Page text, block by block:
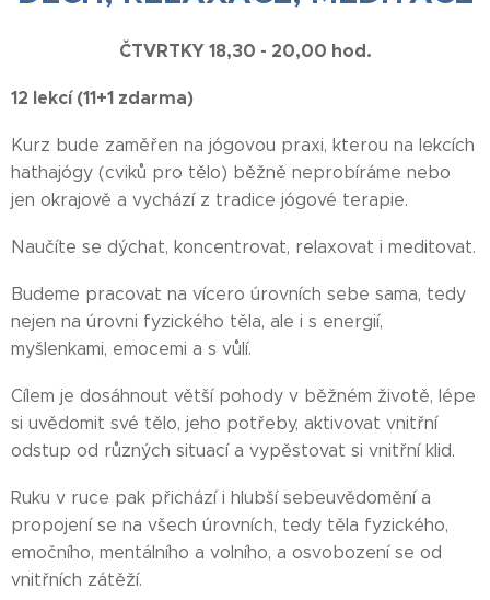
ČTVRTKY 18,30 - 20,00 hod.
12 lekcí (11+1 zdarma)
Kurz bude zaměřen na jógovou praxi, kterou na lekcích
hathajógy (cviků pro tělo) běžně neprobíráme nebo
jen okrajově a vychází z tradice jógové terapie.
Naučíte se dýchat, koncentrovat, relaxovat i meditovat.
Budeme pracovat na vícero úrovních sebe sama, tedy
nejen na úrovni fyzického těla, ale i s energií,
myšlenkami, emocemi a s vůlí.
Cílem je dosáhnout větší pohody v běžném životě, lépe
si uvědomit své tělo, jeho potřeby, aktivovat vnitřní
odstup od různých situací a vypěstovat si vnitřní klid.
Ruku v ruce pak přichází i hlubší sebeuvědomění a
propojení se na všech úrovních, tedy těla fyzického,
emočního, mentálního a volního, a osvobození se od
vnitřních zátěží.